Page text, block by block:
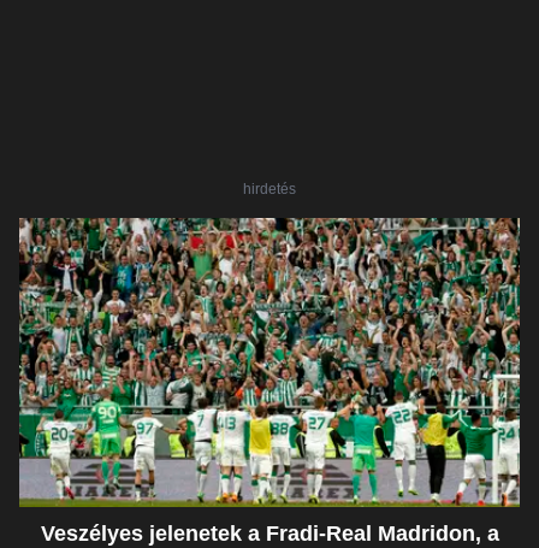
hirdetés
Veszélyes jelenetek a Fradi-Real Madridon, a